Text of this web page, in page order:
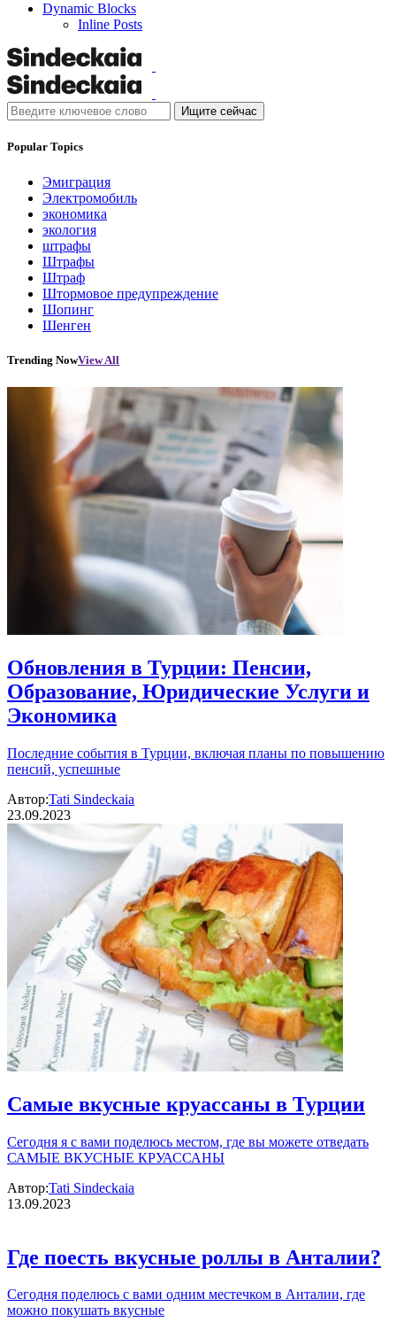
Dynamic Blocks
Inline Posts
Ищите сейчас
Popular Topics
Эмиграция
Электромобиль
экономика
экология
штрафы
Штрафы
Штраф
Штормовое предупреждение
Шопинг
Шенген
Trending NowView All
Обновления в Турции: Пенсии,
Образование, Юридические Услуги и
Экономика
Последние события в Турции, включая планы по повышению
пенсий, успешные
Автор:Tati Sindeckaia
23.09.2023
Самые вкусные круассаны в Турции
Сегодня я с вами поделюсь местом, где вы можете отведать
САМЫЕ ВКУСНЫЕ КРУАССАНЫ
Автор:Tati Sindeckaia
13.09.2023
Где поесть вкусные роллы в Анталии?
Сегодня поделюсь с вами одним местечком в Анталии, где
можно покушать вкусные